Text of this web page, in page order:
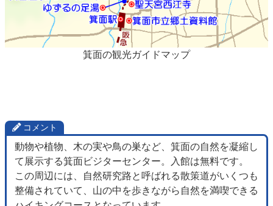
箕面の観光ガイドマップ
コメント
動物や植物、木の実や鳥の巣など、箕面の自然を凝縮し
て展示する箕面ビジターセンター。入館は無料です。
この周辺には、自然研究路と呼ばれる散策道がいくつも
整備されていて、山の中を歩きながら自然を満喫できる